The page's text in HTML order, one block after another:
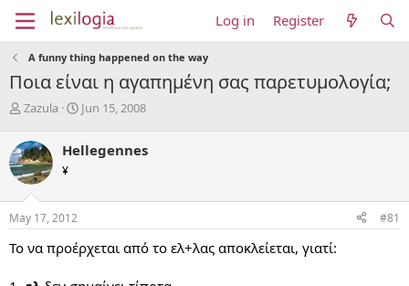
Log in Register
A funny thing happened on the way
Ποια είναι η αγαπημένη σας παρετυμολογία;
T
r
e
a
d
s
t
r
Zazula
S
r
a
Jun 15, 2008
Hellegennes
¥
May 17, 2012 #81
Το να προέρχεται από το ελ+λας αποκλείεται, γιατί: